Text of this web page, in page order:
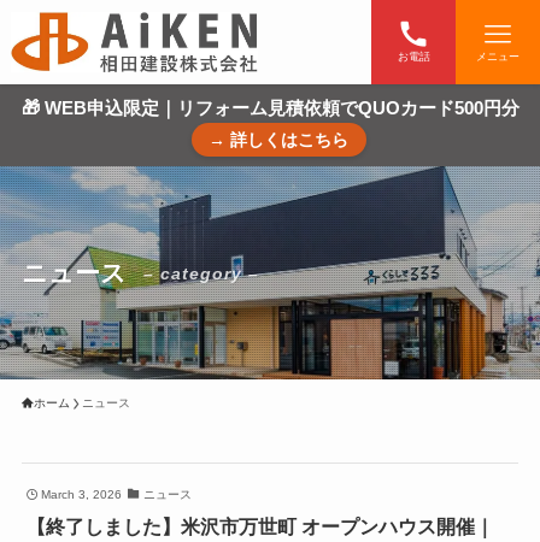
お電話 メニュー
🎁 WEB申込限定｜リフォーム見積依頼でQUOカード500円分
→ 詳しくはこちら
ニュース – category –
ホーム ニュース
March 3, 2026 ニュース
【終了しました】米沢市万世町 オープンハウス開催｜